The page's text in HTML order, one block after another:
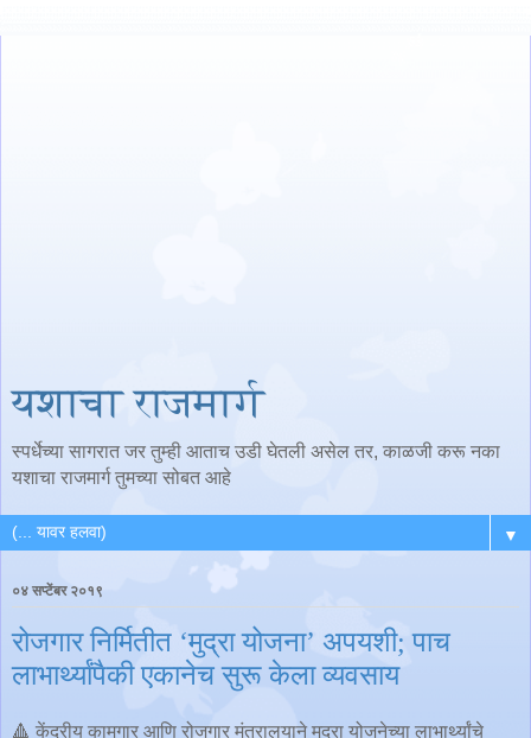
यशाचा राजमार्ग
स्पर्धेच्या सागरात जर तुम्ही आताच उडी घेतली असेल तर, काळजी करू नका
यशाचा राजमार्ग तुमच्या सोबत आहे
▼
०४ सप्टेंबर २०१९
रोजगार निर्मितीत ‘मुद्रा योजना’ अपयशी; पाच
लाभार्थ्यांपैकी एकानेच सुरू केला व्यवसाय
🔺 केंद्रीय कामगार आणि रोजगार मंत्रालयाने मुद्रा योजनेच्या लाभार्थ्यांचे